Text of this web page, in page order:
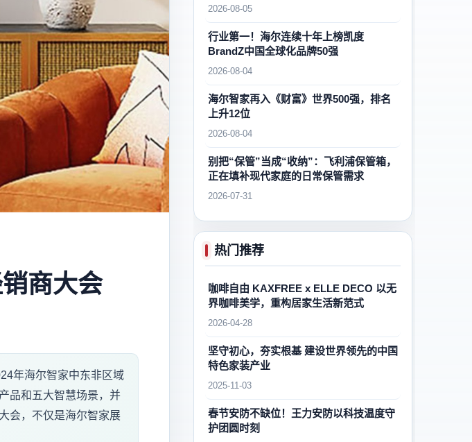
商大会
年海尔智家中东非区域
品和五大智慧场景，并
会，不仅是海尔智家展
2026-08-05
行业第一！海尔连续十年上榜凯度
BrandZ中国全球化品牌50强
2026-08-04
海尔智家再入《财富》世界500强，排名
上升12位
2026-08-04
别把“保管”当成“收纳”：飞利浦保管箱，
正在填补现代家庭的日常保管需求
2026-07-31
热门推荐
咖啡自由 KAXFREE x ELLE DECO 以无
界咖啡美学，重构居家生活新范式
2026-04-28
坚守初心，夯实根基 建设世界领先的中国
特色家装产业
2025-11-03
春节安防不缺位！王力安防以科技温度守
护团圆时刻